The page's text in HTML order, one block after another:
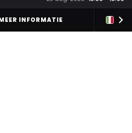
INFORMATIE